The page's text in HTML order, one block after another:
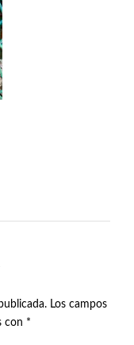
Los campos
con *